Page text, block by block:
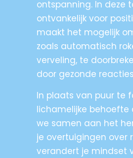
ontspanning. In deze
ontvankelijk voor
maakt het mogelijk
zoals automatisch
verveling, te
door gezonde
In plaats van puur te
lichamelijke behoefte
we samen aan het
je overtuigingen over
verandert je mindset